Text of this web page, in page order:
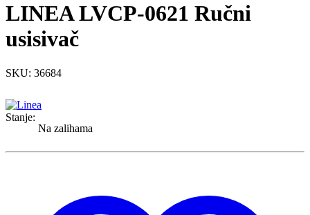
LINEA LVCP-0621 Ručni
usisivač
SKU: 36684
Stanje:
Na zalihama